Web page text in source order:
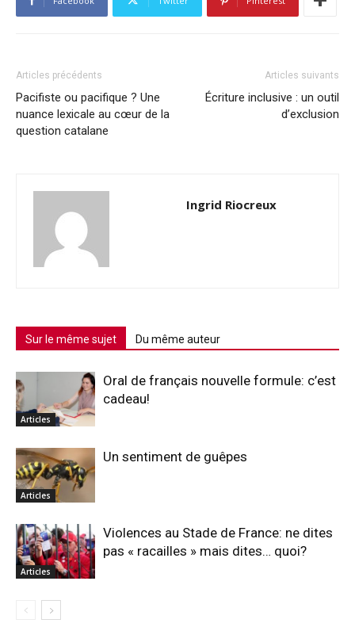
Articles précédents
Pacifiste ou pacifique ? Une
nuance lexicale au cœur de la
question catalane
Articles suivants
Écriture inclusive : un outil
d’exclusion
Ingrid Riocreux
Sur le même sujet Du même auteur
Articles
Oral de français nouvelle formule: c’est
cadeau!
Articles
Un sentiment de guêpes
Articles
Violences au Stade de France: ne dites
pas « racailles » mais dites… quoi?